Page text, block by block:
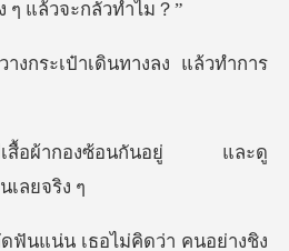
างกระเป๋าเดินทา
ากองซ้อนกันอยู่ และดู